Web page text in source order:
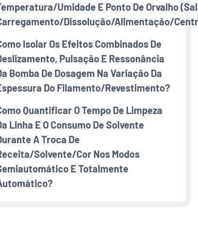
umidade E Ponto De Orvalho
dissolução/alimentação/
Isolar Os Efeitos Combinados De
Pulsação E Ressonância
Bomba De Dosagem Na Variação Da
Do Filamento/revestimento?
Quantificar O Tempo De Limpeza
Linha E O Consumo De Solvente
A Troca De
solvente/cor Nos Modos
E Totalmente